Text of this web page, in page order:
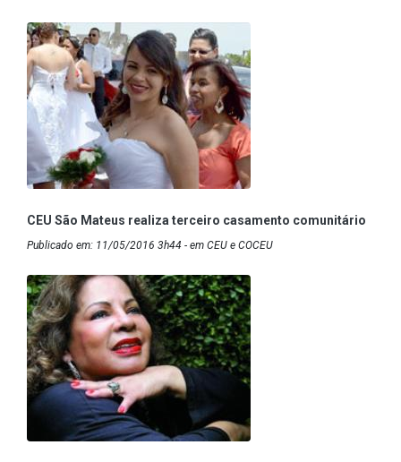
CEU São Mateus realiza terceiro casamento comunitário
Publicado em: 11/05/2016 3h44 - em CEU e COCEU